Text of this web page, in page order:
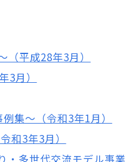
平成28年3月）
月）
集～（令和3年1月）
和3年3月）
多世代交流モデル事業